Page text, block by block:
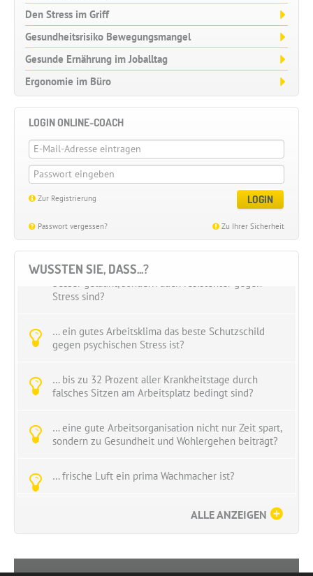
Den Stress im Griff
Gesundheitsrisiko Bewegungsmangel
Gesunde Ernährung im Joballtag
Ergonomie im Büro
LOGIN ONLINE-COACH
LOGIN
Zur Registrierung
Passwort vergessen? Zu Ihrer Sicherheit
WUSSTEN SIE, DASS...?
… wir mit einer gesunden Ernährungsweise nicht nur
Stress sind?
… ein gutes Arbeitsklima das beste Schutzschild
gegen psychischen Stress ist?
… bis zu 32 Prozent aller Krankheitstage durch
falsches Sitzen am Arbeitsplatz bedingt sind?
… eine gute Arbeitsorganisation nicht nur Zeit spart,
sondern zu Gesundheit und Wohlergehen beiträgt?
… frische Luft ein prima Wachmacher ist?
… Bewegung der beste Stresskiller ist?
ALLE ANZEIGEN